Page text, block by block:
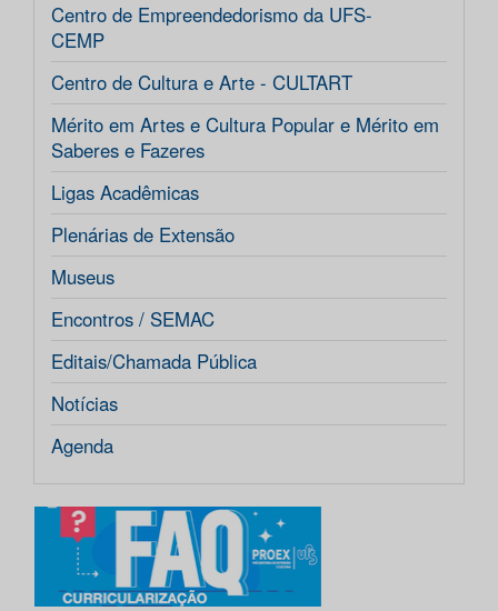
Centro de Empreendedorismo da UFS-
CEMP
Centro de Cultura e Arte - CULTART
Mérito em Artes e Cultura Popular e Mérito em
Saberes e Fazeres
Ligas Acadêmicas
Plenárias de Extensão
Museus
Encontros / SEMAC
Editais/Chamada Pública
Notícias
Agenda